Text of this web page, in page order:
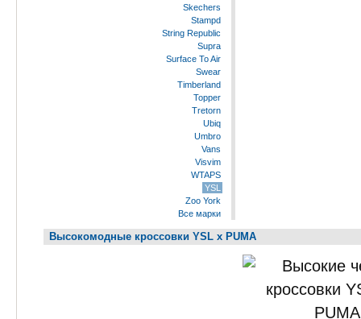
Skechers
Stampd
String Republic
Supra
Surface To Air
Swear
Timberland
Topper
Tretorn
Ubiq
Umbro
Vans
Visvim
WTAPS
YSL
Zoo York
Все марки
Высокомодные кроссовки YSL x PUMA